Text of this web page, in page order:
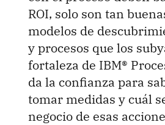
ROI, solo son tan
modelos de
y procesos que los
fortaleza de IBM®
da la confianza para
tomar medidas y cuál
negocio de esas